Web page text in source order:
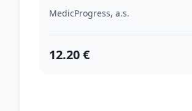
MedicProgress, a.s.
12.20 €